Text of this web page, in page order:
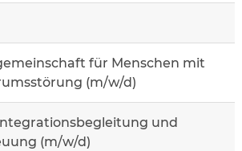
für Menschen mit
(m/w/d)
und
(m/w/d)